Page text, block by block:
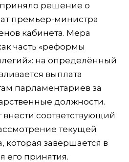
official SNS
решение о
премьер-министра
кабинета. Мера
часть «реформы
на определённый
выплата
парламентариев за
должности.
соответствующий
текущей
которая завершается в
его принятия.